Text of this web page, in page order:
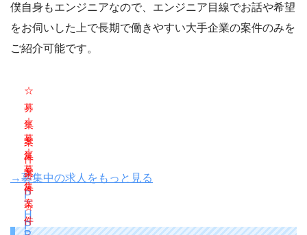
僕自身もエンジニアなので、エンジニア目線でお話や希望
をお伺いした上で長期で働きやすい大手企業の案件のみを
ご紹介可能です。
☆
募
集
案
件
☆
P
H
☆
募
集
案
件
☆
P
☆
募
集
案
件
→募集中の求人をもっと見る